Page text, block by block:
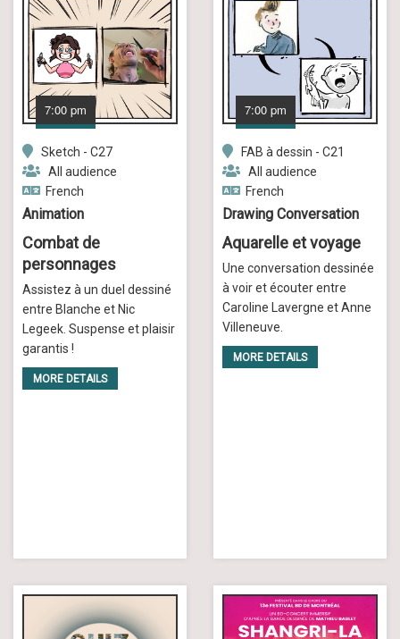
7:00 pm
Sketch - C27
All audience
French
Animation
Combat de
personnages
Assistez à un duel dessiné
entre Blanche et Nic
Legeek. Suspense et plaisir
garantis !
MORE DETAILS
7:00 pm
FAB à dessin - C21
All audience
French
Drawing Conversation
Aquarelle et voyage
Une conversation dessinée
à voir et écouter entre
Caroline Lavergne et Anne
Villeneuve.
MORE DETAILS